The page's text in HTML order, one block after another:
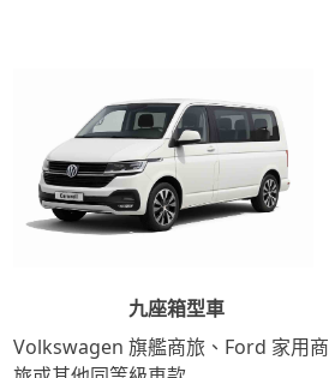
九座箱型車
Volkswagen 旗艦商旅、Ford 家用商